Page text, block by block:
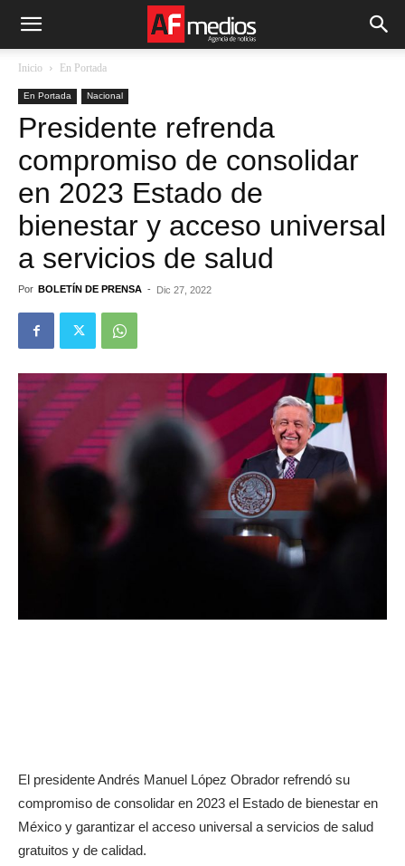
Inicio En Portada
En Portada Nacional
Presidente refrenda
compromiso de consolidar
en 2023 Estado de
bienestar y acceso universal
a servicios de salud
Por BOLETÍN DE PRENSA - Dic 27, 2022
El presidente Andrés Manuel López Obrador refrendó su
compromiso de consolidar en 2023 el Estado de bienestar en
México y garantizar el acceso universal a servicios de salud
gratuitos y de calidad.